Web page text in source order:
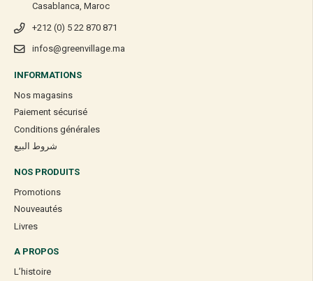
Casablanca, Maroc
+212 (0) 5 22 870 871
infos@greenvillage.ma
INFORMATIONS
Nos magasins
Paiement sécurisé
Conditions générales
شروط البيع
NOS PRODUITS
Promotions
Nouveautés
Livres
A PROPOS
L’histoire